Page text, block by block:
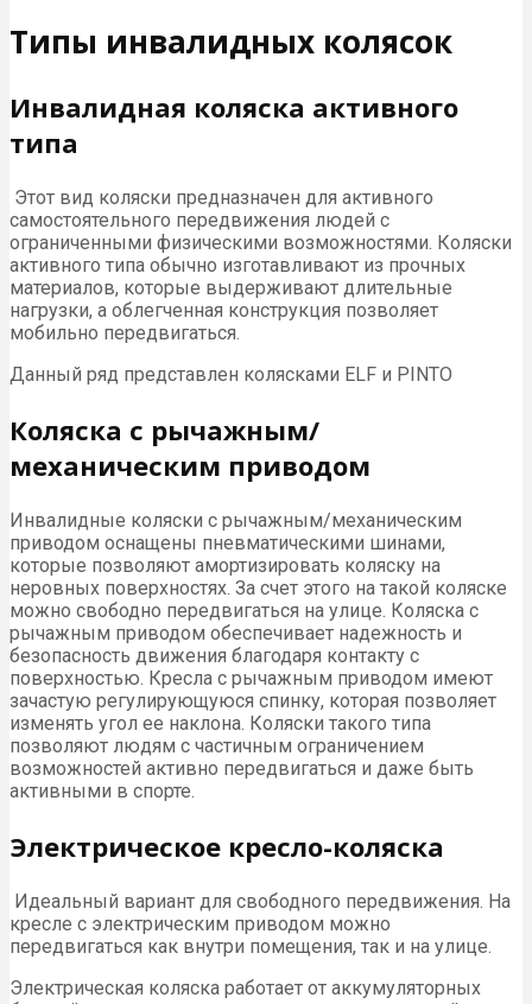
Типы инвалидных колясок
Инвалидная коляска активного
типа
Этот вид коляски предназначен для активного
самостоятельного передвижения людей с
ограниченными физическими возможностями. Коляски
активного типа обычно изготавливают из прочных
материалов, которые выдерживают длительные
нагрузки, а облегченная конструкция позволяет
мобильно передвигаться.
Данный ряд представлен колясками ELF и PINTO
Коляска с рычажным/
механическим приводом
Инвалидные коляски с рычажным/механическим
приводом оснащены пневматическими шинами,
которые позволяют амортизировать коляску на
неровных поверхностях. За счет этого на такой коляске
можно свободно передвигаться на улице. Коляска с
рычажным приводом обеспечивает надежность и
безопасность движения благодаря контакту с
поверхностью. Кресла с рычажным приводом имеют
зачастую регулирующуюся спинку, которая позволяет
изменять угол ее наклона. Коляски такого типа
позволяют людям с частичным ограничением
возможностей активно передвигаться и даже быть
активными в спорте.
Электрическое кресло-коляска
Идеальный вариант для свободного передвижения. На
кресле с электрическим приводом можно
передвигаться как внутри помещения, так и на улице.
Электрическая коляска работает от аккумуляторных